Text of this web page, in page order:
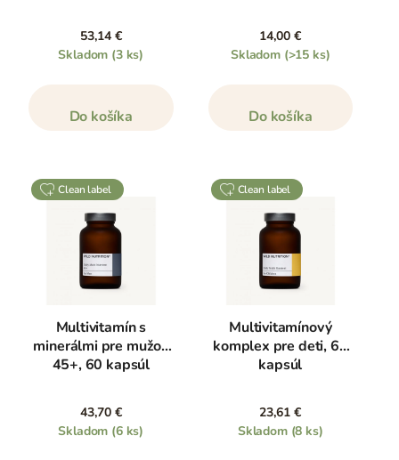
53,14 €
Skladom (3 ks)
Do košíka
14,00 €
Skladom (>15 ks)
Do košíka
clean label
Multivitamín s
minerálmi pre mužov
45+, 60 kapsúl
43,70 €
Skladom (6 ks)
clean label
Multivitamínový
komplex pre deti, 60
kapsúl
23,61 €
Skladom (8 ks)